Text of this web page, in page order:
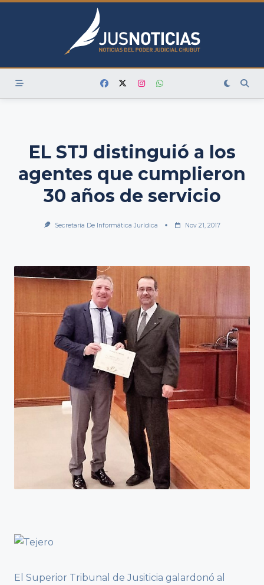
Skip
EL STJ distinguió a los
agentes que cumplieron
30 años de servicio
Secretaría De Informática Jurídica Nov 21, 2017
El Superior Tribunal de Jusiticia galardonó al